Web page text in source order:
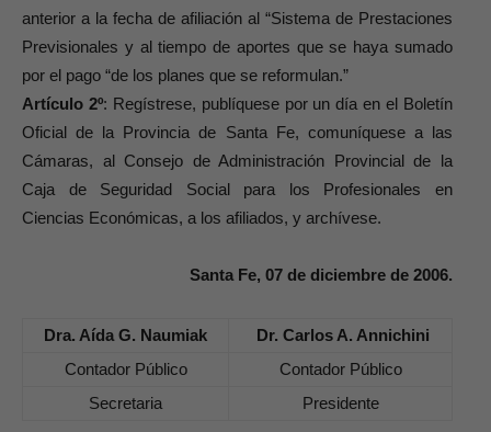
anterior a la fecha de afiliación al “Sistema de Prestaciones
Previsionales y al tiempo de aportes que se haya sumado
por el pago “de los planes que se reformulan.”
Artículo 2º: Regístrese, publíquese por un día en el Boletín
Oficial de la Provincia de Santa Fe, comuníquese a las
Cámaras, al Consejo de Administración Provincial de la
Caja de Seguridad Social para los Profesionales en
Ciencias Económicas, a los afiliados, y archívese.
Santa Fe, 07 de diciembre de 2006.
Dra. Aída G. Naumiak
Dr. Carlos A. Annichini
Contador Público
Contador Público
Secretaria
Presidente